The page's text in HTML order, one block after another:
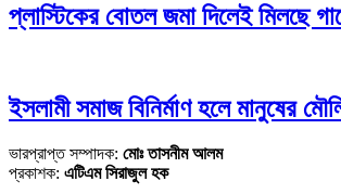
প্লাস্টিকের বোতল জমা দিলেই মিলছে
ইসলামী সমাজ বিনির্মাণ হলে মানুষের
ভারপ্রাপ্ত সম্পাদক: মোঃ তাসনীম আলম
প্রকাশক: এটিএম সিরাজুল হক